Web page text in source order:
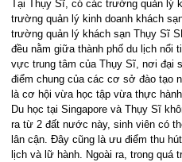
Tại Thụy Sĩ, có các trường quản lý
trường quản lý kinh doanh khách
trường quản lý khách sạn Thụy Sĩ
đều nằm giữa thành phố du lịch nổi
vực trung tâm của Thụy Sĩ, nơi đại
điểm chung của các cơ sở đào tạo
là cơ hội vừa học tập vừa thực
Du học tại Singapore và Thụy Sĩ
ra từ 2 đất nước này, sinh viên có
lân cận. Đây cũng là ưu điểm thu
lịch và lữ hành. Ngoài ra, trong